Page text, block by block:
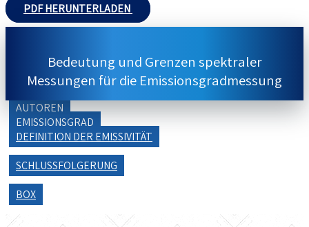
PDF HERUNTERLADEN
Bedeutung und Grenzen spektraler
Messungen für die Emissionsgradmessung
AUTOREN
EMISSIONSGRAD
DEFINITION DER EMISSIVITÄT
SCHLUSSFOLGERUNG
BOX